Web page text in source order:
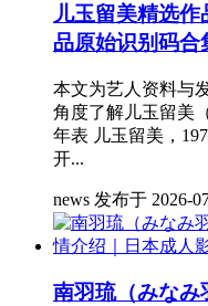
儿玉留美精选
品原始识别码合
本文为艺人资料与
角度了解儿玉留美
年表 儿玉留美，
开...
news 发布于 2026-
南羽琉（みなみ